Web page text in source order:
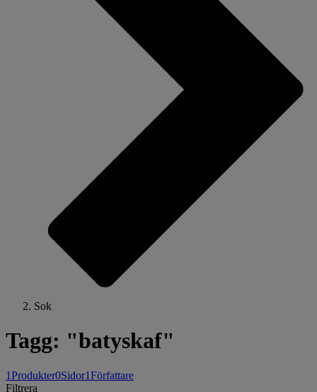
Sok
Tagg: "batyskaf"
1Produkter0Sidor1Författare
Filtrera